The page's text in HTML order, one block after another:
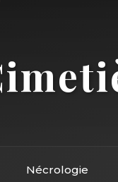
Nécrologie